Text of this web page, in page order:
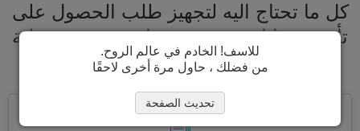
كل ما تحتاج اليه لتجهيز طلب الحصول على
تأشيرة غانا تحت سقف واحد. تسريع عملية
الحصول على تأشيرة غانا
للاسف! الخادم في عالم الروح.
من فضلك ، حاول مرة أخرى لاحقًا
تحديث الصفحة